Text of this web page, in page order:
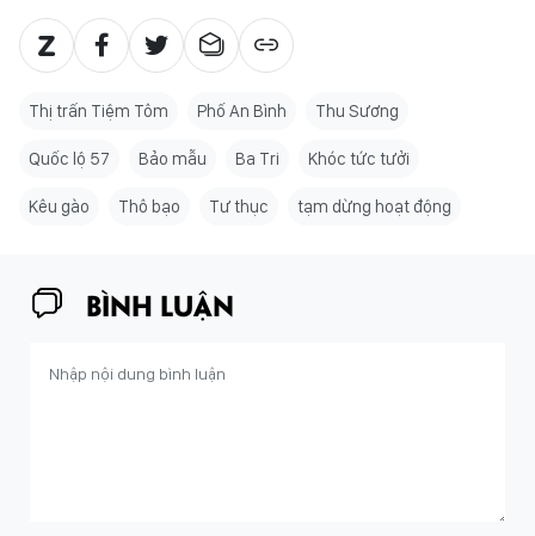
Thị trấn Tiệm Tôm Phố An Bình Thu Sương
Quốc lộ 57 Bảo mẫu Ba Tri Khóc tức tưởi
Kêu gào Thô bạo Tư thục tạm dừng hoạt động
BÌNH LUẬN